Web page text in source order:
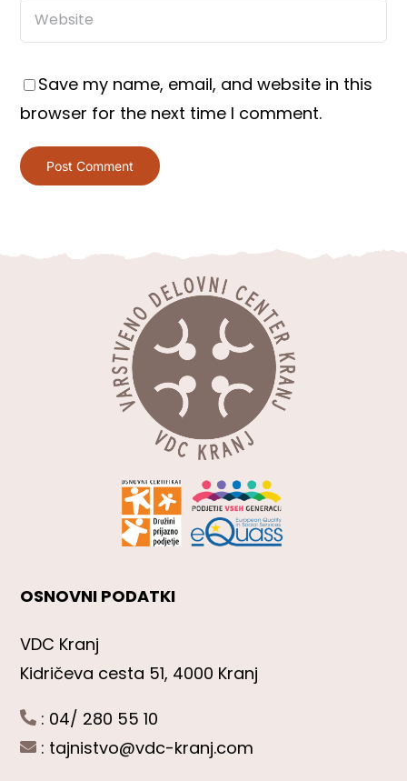
Save my name, email, and website in this
browser for the next time I comment.
OSNOVNI PODATKI
VDC Kranj
Kidričeva cesta 51, 4000 Kranj
: 04/ 280 55 10
: tajnistvo@vdc-kranj.com